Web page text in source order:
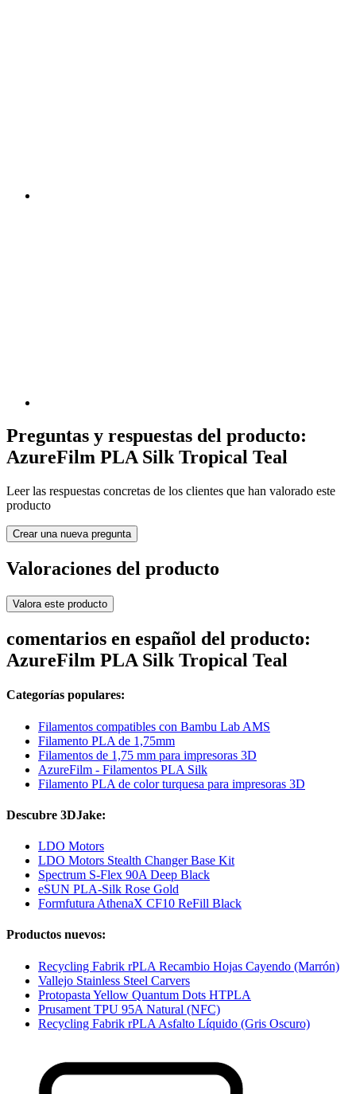
Preguntas y respuestas del producto:
AzureFilm PLA Silk Tropical Teal
Leer las respuestas concretas de los clientes que han valorado este
producto
Crear una nueva pregunta
Valoraciones del producto
Valora este producto
comentarios en español del producto:
AzureFilm PLA Silk Tropical Teal
Categorías populares:
Filamentos compatibles con Bambu Lab AMS
Filamento PLA de 1,75mm
Filamentos de 1,75 mm para impresoras 3D
AzureFilm - Filamentos PLA Silk
Filamento PLA de color turquesa para impresoras 3D
Descubre 3DJake:
LDO Motors
LDO Motors Stealth Changer Base Kit
Spectrum S-Flex 90A Deep Black
eSUN PLA-Silk Rose Gold
Formfutura AthenaX CF10 ReFill Black
Productos nuevos:
Recycling Fabrik rPLA Recambio Hojas Cayendo (Marrón)
Vallejo Stainless Steel Carvers
Protopasta Yellow Quantum Dots HTPLA
Prusament TPU 95A Natural (NFC)
Recycling Fabrik rPLA Asfalto Líquido (Gris Oscuro)